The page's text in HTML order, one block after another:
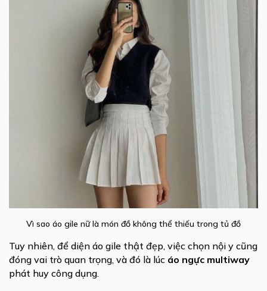
Vì sao áo gile nữ là món đồ không thể thiếu trong tủ đồ
Tuy nhiên, để diện áo gile thật đẹp, việc chọn nội y cũng
đóng vai trò quan trọng, và đó là lúc áo ngực multiway
phát huy công dụng.